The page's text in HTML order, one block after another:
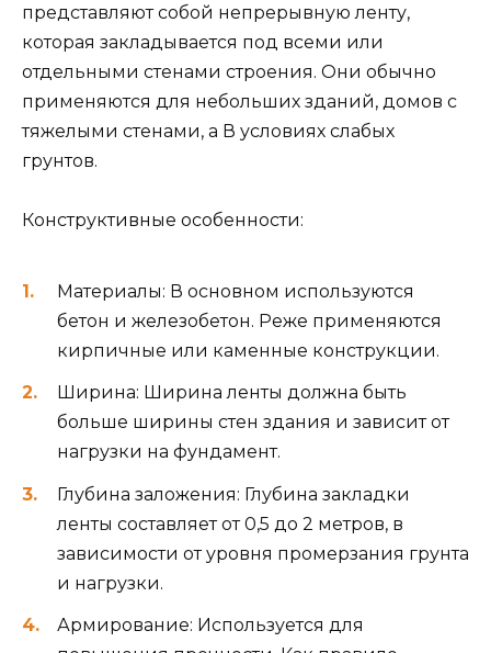
представляют собой непрерывную ленту,
которая закладывается под всеми или
отдельными стенами строения. Они обычно
применяются для небольших зданий, домов с
тяжелыми стенами, а В условиях слабых
грунтов.
Конструктивные особенности:
Материалы: В основном используются
бетон и железобетон. Реже применяются
кирпичные или каменные конструкции.
Ширина: Ширина ленты должна быть
больше ширины стен здания и зависит от
нагрузки на фундамент.
Глубина заложения: Глубина закладки
ленты составляет от 0,5 до 2 метров, в
зависимости от уровня промерзания грунта
и нагрузки.
Армирование: Используется для